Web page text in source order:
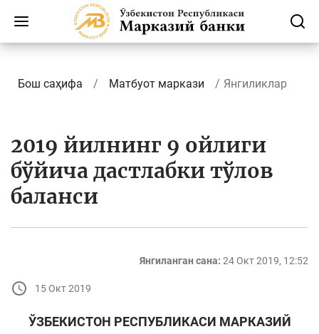
Бош саҳифа Матбуот маркази Янгиликлар
2019 йилнинг 9 ойлиги
бўйича дастлабки тўлов
баланси
Янгиланган сана: 24 Окт 2019, 12:52
15 Окт 2019
ЎЗБЕКИСТОН РЕСПУБЛИКАСИ МАРКАЗИЙ